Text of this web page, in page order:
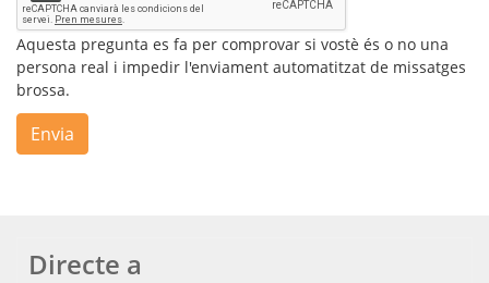
Aquesta pregunta es fa per comprovar si vostè és o no una
persona real i impedir l'enviament automatitzat de missatges
brossa.
Envia
Directe a